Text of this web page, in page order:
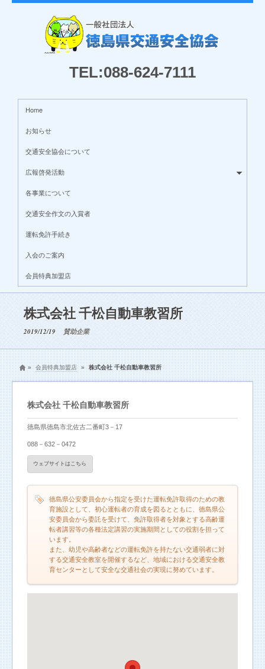
TEL:088-624-7111
Home
お知らせ
交通安全協会について
広報啓発活動
各事業について
交通安全作文の入賞者
運転免許手続き
入会のご案内
会員特典加盟店
株式会社 千松自動車教習所
2019/12/19 賛助企業
» 会員特典加盟店 » 株式会社 千松自動車教習所
株式会社 千松自動車教習所
徳島県徳島市北佐古二番町3－17
088－632－0472
ウェブサイトはこちら
徳島県公安委員会から指定を受けた運転免許取得のための教
育施設として、初心運転者の育成を図るとともに、徳島県公
安委員会から委託を受けて、免許取得者を対象とする高齢運
転者講習等の各種法定講習の実施期間としての役割を担って
います。
また、幼児や高齢者などの運転免許を持たない交通弱者に対
する交通安全教室を開催するなど、地域における交通安全教
育センターとして安全な交通社会の実現に努めています。